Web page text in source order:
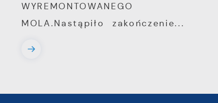
WYREMONTOWANEGO
MOLA.Nastąpiło zakończenie...